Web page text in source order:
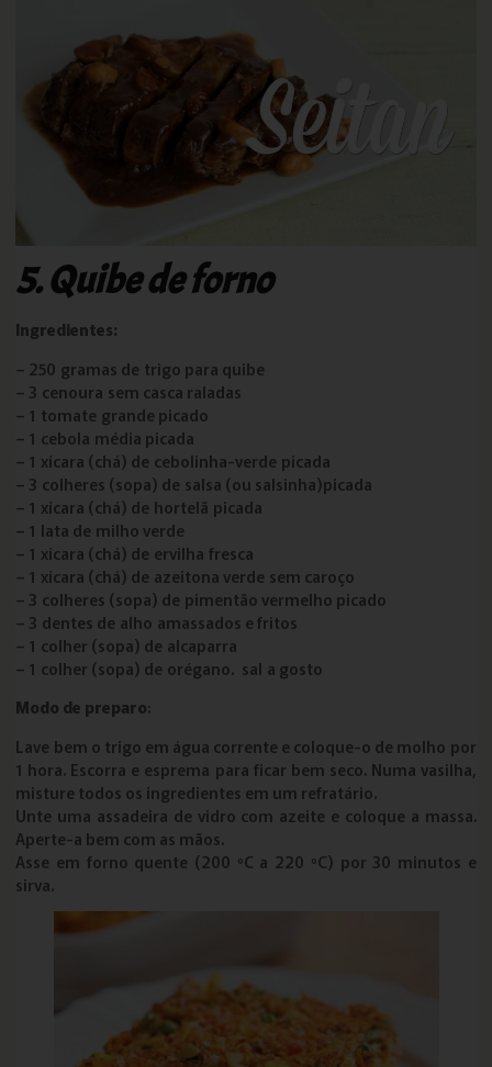
5.Quibe de forno
Ingredientes:
– 250 gramas de trigo para quibe
– 3 cenoura sem casca raladas
– 1 tomate grande picado
– 1 cebola média picada
– 1 xícara (chá) de cebolinha-verde picada
– 3 colheres (sopa) de salsa (ou salsinha)picada
– 1 xícara (chá) de hortelã picada
– 1 lata de milho verde
– 1 xícara (chá) de ervilha fresca
– 1 xícara (chá) de azeitona verde sem caroço
– 3 colheres (sopa) de pimentão vermelho picado
– 3 dentes de alho amassados e fritos
– 1 colher (sopa) de alcaparra
– 1 colher (sopa) de orégano. sal a gosto
Modo de preparo:
Lave bem o trigo em água corrente e coloque-o de molho por
1 hora. Escorra e esprema para ficar bem seco. Numa vasilha,
misture todos os ingredientes em um refratário.
Unte uma assadeira de vidro com azeite e coloque a massa.
Aperte-a bem com as mãos.
Asse em forno quente (200 ºC a 220 ºC) por 30 minutos e
sirva.